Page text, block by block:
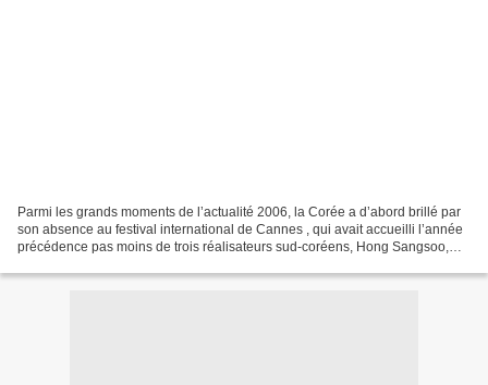
Parmi les grands moments de l’actualité 2006, la Corée a d’abord brillé par
son absence au festival international de Cannes , qui avait accueilli l’année
précédence pas moins de trois réalisateurs sud-coréens, Hong Sangsoo,